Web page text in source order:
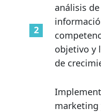
análisis
objetivo y
de
marketing